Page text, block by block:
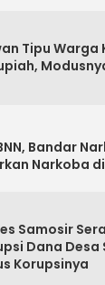
Tipu Warga
Bandar
Narkoba
Samosir
Dana Desa
Korupsinya